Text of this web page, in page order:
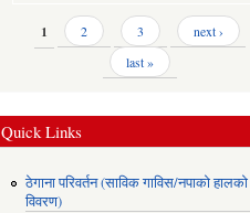
Pages
1 2 3
next ›
last »
Quick Links
ठेगाना परिवर्तन (साविक गाविस/नपाको हालको
विवरण)